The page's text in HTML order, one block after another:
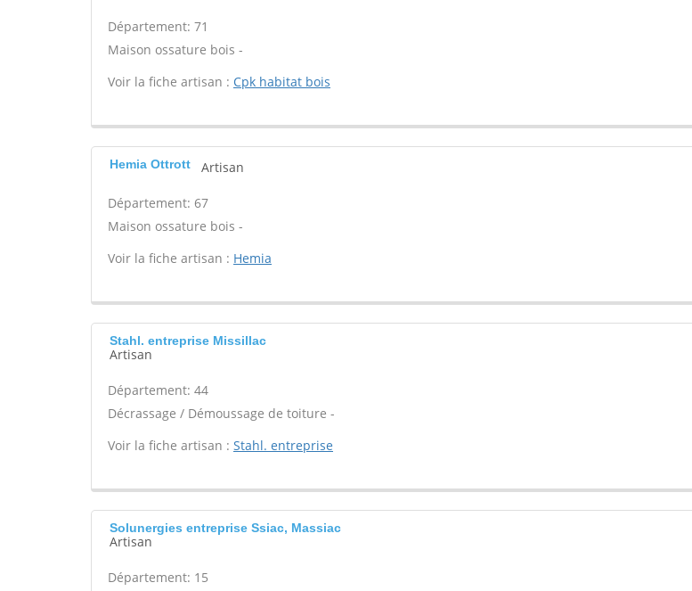
Département: 71
Maison ossature bois -
Voir la fiche artisan : Cpk habitat bois
Hemia Ottrott Artisan
Département: 67
Maison ossature bois -
Voir la fiche artisan : Hemia
Stahl. entreprise Missillac
Artisan
Département: 44
Décrassage / Démoussage de toiture -
Voir la fiche artisan : Stahl. entreprise
Solunergies entreprise Ssiac, Massiac
Artisan
Département: 15